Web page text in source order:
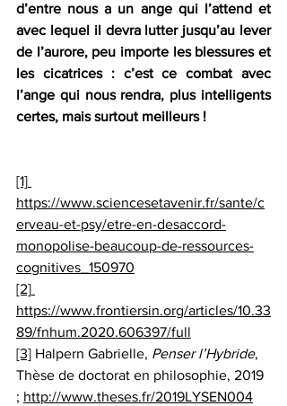
d’entre nous a un ange qui l’attend et
avec lequel il devra lutter jusqu’au lever
de l’aurore, peu importe les blessures et
les cicatrices : c’est ce combat avec
l’ange qui nous rendra, plus intelligents
certes, mais surtout meilleurs !
[1]
https://www.sciencesetavenir.fr/sante/c
erveau-et-psy/etre-en-desaccord-
monopolise-beaucoup-de-ressources-
cognitives_150970
[2]
https://www.frontiersin.org/articles/10.33
89/fnhum.2020.606397/full
[3] Halpern Gabrielle, Penser l’Hybride,
Thèse de doctorat en philosophie, 2019
; http://www.theses.fr/2019LYSEN004